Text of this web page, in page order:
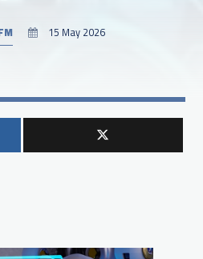
15 May 2026